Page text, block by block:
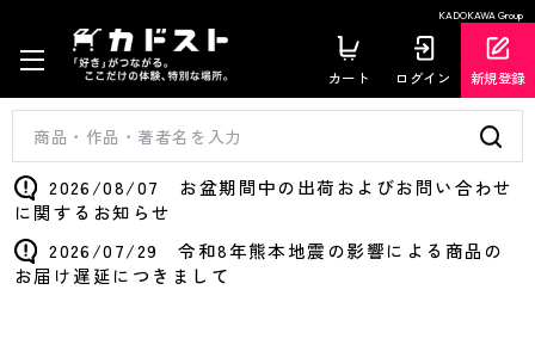
KADOKAWA Group
カート ログイン 新規登録
2026/08/07 お盆期間中の出荷およびお問い合わせ
に関するお知らせ
2026/07/29 令和8年熊本地震の影響による商品の
お届け遅延につきまして